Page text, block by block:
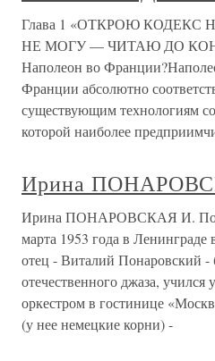
Глава 1 «ОТКРОЮ
НЕ МОГУ — ЧИТАЮ ДО
Наполеон во
Франции абсолютно
существующим технологиям
которой наиболее
Ирина
Ирина ПОНАРОВСКАЯ И.
марта 1953 года в
отец - Виталий Понаровский -
отечественного джаза,
оркестром в гостинице
(у нее немецкие корни) -